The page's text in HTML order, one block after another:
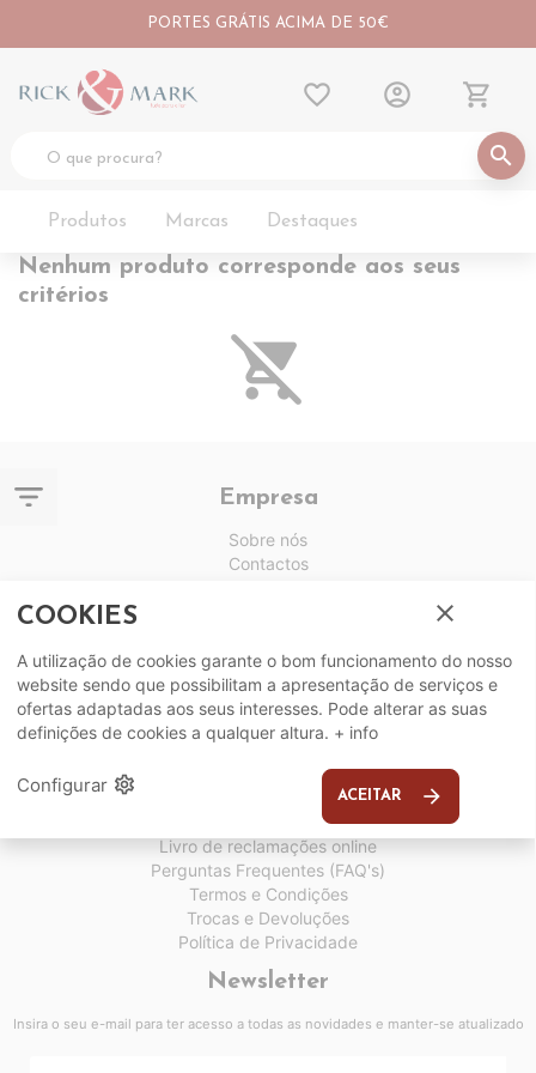
PORTES GRÁTIS ACIMA DE 50€
search
favorite_border account_circle shopping_cart
Produtos Marcas Destaques
filter_list
Nenhum produto corresponde aos seus
critérios
remove_shopping_cart
Empresa
Sobre nós
Contactos
Serviços
Entregas
Guia de medidas certas
Cartão Rick & Mark
Resolução de litígios
Informações
Livro de reclamações online
Perguntas Frequentes (FAQ's)
Termos e Condições
Trocas e Devoluções
Política de Privacidade
Newsletter
Insira o seu e-mail para ter acesso a todas as novidades e manter-se atualizado
COOKIES close
A utilização de cookies garante o bom funcionamento do nosso
website sendo que possibilitam a apresentação de serviços e
ofertas adaptadas aos seus interesses. Pode alterar as suas
definições de cookies a qualquer altura. + info
Configurar settings ACEITAR arrow_forward